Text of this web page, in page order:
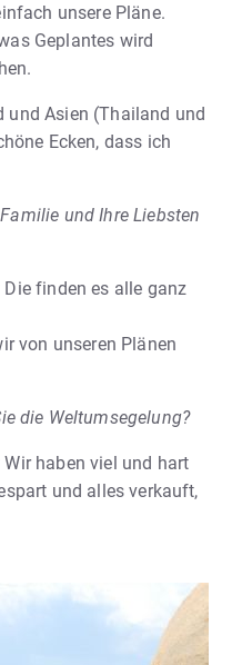
unsere Pläne.
Geplantes wird
und Asien (Thailand und
Ecken, dass ich
und Ihre Liebsten
Die finden es alle ganz
von unseren Plänen
die Weltumsegelung?
Wir haben viel und hart
und alles verkauft,